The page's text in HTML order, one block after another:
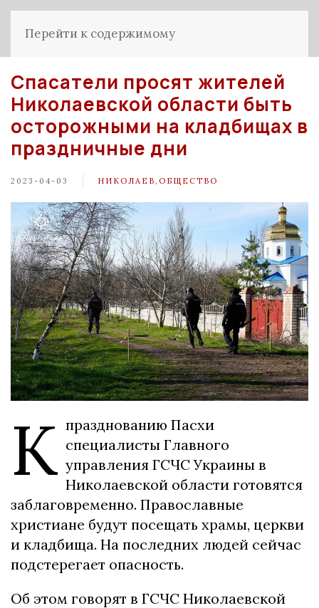
Перейти к содержимому
Спасатели просят жителей
Николаевской области быть
осторожными на кладбищах в
праздничные дни
2023-04-03 НИКОЛАЕВ ОБЩЕСТВО
К празднованию Пасхи
специалисты Главного
управления ГСЧС Украины в
Николаевской области готовятся
заблаговременно. Православные
христиане будут посещать храмы, церкви
и кладбища. На последних людей сейчас
подстерегает опасность.
Об этом говорят в ГСЧС Николаевской